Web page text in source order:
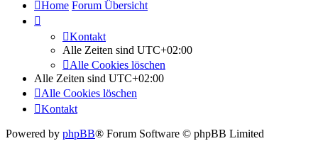
Home Forum Übersicht
Kontakt
Alle Zeiten sind UTC+02:00
Alle Cookies löschen
Alle Zeiten sind UTC+02:00
Alle Cookies löschen
Kontakt
Powered by phpBB® Forum Software © phpBB Limited